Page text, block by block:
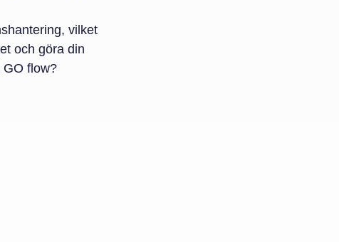
vilket
och göra din
GO flow?